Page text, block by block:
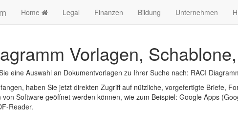
Home Legal Finanzen Bildung Unternehmen
Vorlagen,
eine Auswahl an Dokumentvorlagen zu Ihrer Suche nach: RACI
haben Sie jetzt direkten Zugriff auf nützliche, vorgefertigte Briefe,
Software geöffnet werden können, wie zum Beispiel: Google Apps
Reader.